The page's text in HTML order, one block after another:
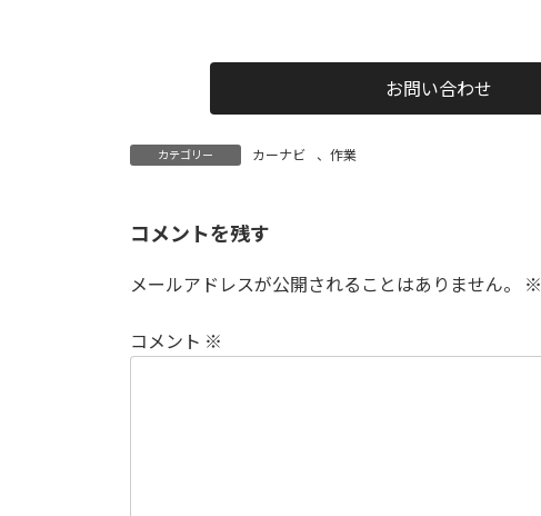
お問い合わせ
カテゴリー カーナビ 、 作業
コメントを残す
メールアドレスが公開されることはありません。 ※
コメント ※